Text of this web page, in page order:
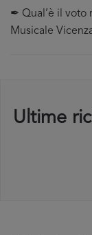
✒ Qual’è il
Musicale
Ultime